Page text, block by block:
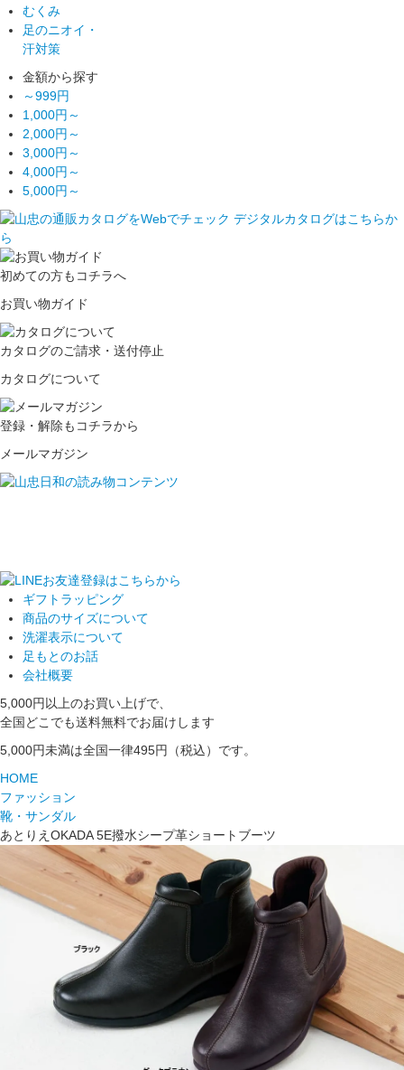
むくみ
足のニオイ・
汗対策
金額から探す
～999円
1,000円～
2,000円～
3,000円～
4,000円～
5,000円～
初めての方もコチラへ
お買い物ガイド
カタログのご請求・送付停止
カタログについて
登録・解除もコチラから
メールマガジン
ギフトラッピング
商品のサイズについて
洗濯表示について
足もとのお話
会社概要
5,000円以上のお買い上げで、
全国どこでも送料無料でお届けします
5,000円未満は全国一律495円（税込）です。
HOME
ファッション
靴・サンダル
あとりえOKADA 5E撥水シープ革ショートブーツ